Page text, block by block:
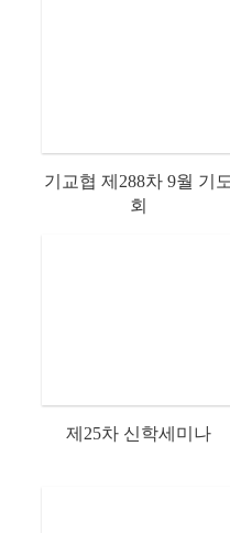
기교협 제288차 9월 기도
회
제25차 신학세미나